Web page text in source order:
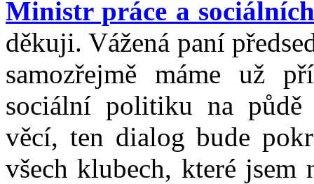
Ministr práce a
děkuji. Vážená paní
samozřejmě máme už
sociální politiku na půdě
věcí, ten dialog bude
všech klubech, které